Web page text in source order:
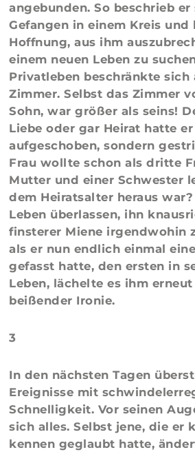
angebunden. So beschrieb
Gefangen in einem Kreis und
Hoffnung, aus ihm
einem neuen Leben zu
Privatleben beschränkte sich
Zimmer. Selbst das Zimmer
Sohn, war größer als seins!
Liebe oder gar Heirat hatte
aufgeschoben, sondern
Frau wollte schon als dritte
Mutter und einer Schwester
dem Heiratsalter heraus
Leben überlassen, ihn
finsterer Miene irgendwohin
als er nun endlich einmal
gefasst hatte, den ersten in
Leben, lächelte es ihm
beißender Ironie.
3
In den nächsten Tagen
Ereignisse mit
Schnelligkeit. Vor seinen
sich alles. Selbst jene, die er
kennen geglaubt hatte,